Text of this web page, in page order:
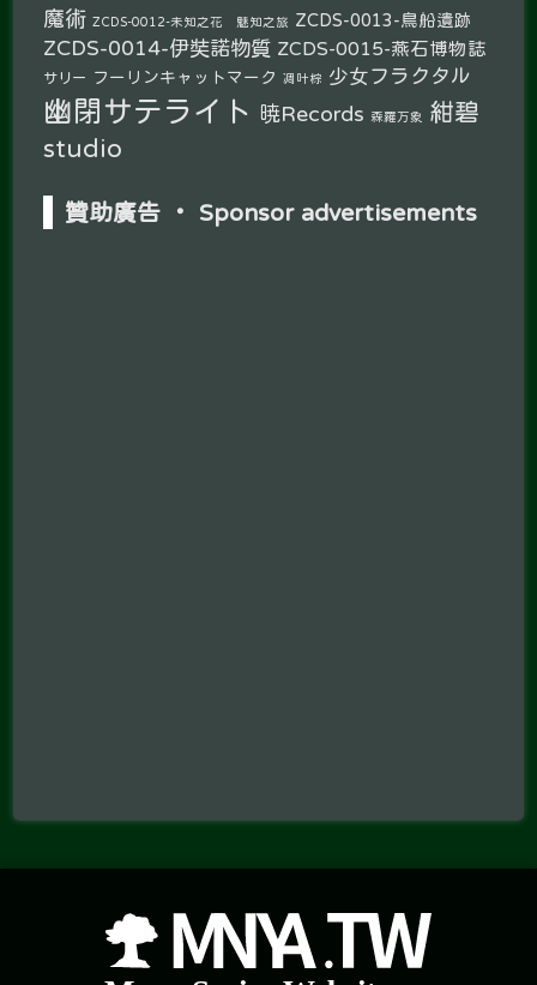
魔術 ZCDS-0012-未知之花 魅知之旅 ZCDS-0013-鳥船遺跡
ZCDS-0014-伊奘諾物質 ZCDS-0015-燕石博物誌
サリー フーリンキャットマーク 凋叶棕 少女フラクタル
幽閉サテライト 暁Records 森羅万象
紺碧
studio
贊助廣告 ‧ Sponsor advertisements